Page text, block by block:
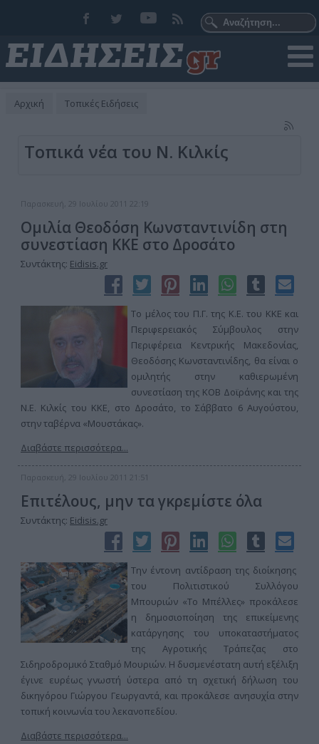
Αρχική Τοπικές Ειδήσεις
Τοπικά νέα του Ν. Κιλκίς
Παρασκευή, 29 Ιουλίου 2011 22:19
Ομιλία Θεοδόση Κωνσταντινίδη στη
συνεστίαση ΚΚΕ στο Δροσάτο
Συντάκτης: Eidisis.gr
Το μέλος του Π.Γ. της Κ.Ε. του ΚΚΕ και
Περιφερειακός Σύμβουλος στην
Περιφέρεια Κεντρικής Μακεδονίας,
Θεοδόσης Κωνσταντινίδης, θα είναι ο
ομιλητής στην καθιερωμένη
συνεστίαση της ΚΟΒ Δοϊράνης και της
Ν.Ε. Κιλκίς του ΚΚΕ, στο Δροσάτο, το Σάββατο 6 Αυγούστου,
στην ταβέρνα «Μουστάκας».
Διαβάστε περισσότερα...
Παρασκευή, 29 Ιουλίου 2011 21:51
Επιτέλους, μην τα γκρεμίστε όλα
Συντάκτης: Eidisis.gr
Την έντονη αντίδραση της διοίκησης
του Πολιτιστικού Συλλόγου
Μπουριών «Το Μπέλλες» προκάλεσε
η δημοσιοποίηση της επικείμενης
κατάργησης του υποκαταστήματος
της Αγροτικής Τράπεζας στο
Σιδηροδρομικό Σταθμό Μουριών. Η δυσμενέστατη αυτή εξέλιξη
έγινε ευρέως γνωστή ύστερα από τη σχετική δήλωση του
δικηγόρου Γιώργου Γεωργαντά, και προκάλεσε ανησυχία στην
τοπική κοινωνία του λεκανοπεδίου.
Διαβάστε περισσότερα...